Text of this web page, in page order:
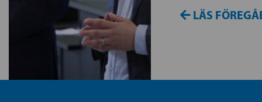
LÄS